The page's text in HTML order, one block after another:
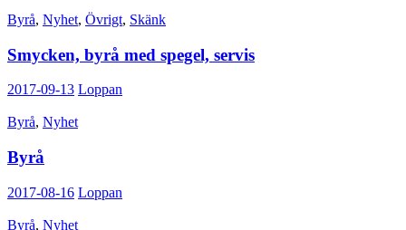
Byrå, Nyhet, Övrigt, Skänk
Smycken, byrå med spegel, servis
2017-09-13 Loppan
Byrå, Nyhet
Byrå
2017-08-16 Loppan
Byrå, Nyhet